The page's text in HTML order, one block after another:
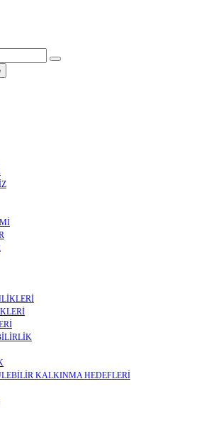
KALKINMA HEDEFLERİ